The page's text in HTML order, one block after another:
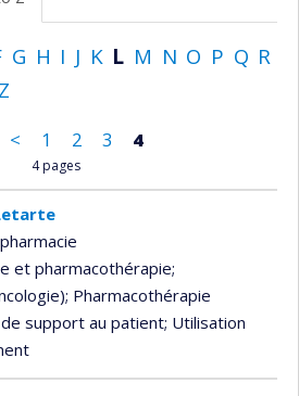
G H I J K L M N O P Q R
Z
< 1 2 3 4
4 pages
et pharmacothérapie;
; Pharmacothérapie
de support au patient; Utilisation